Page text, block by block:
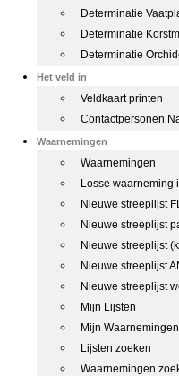
Determinatie
Determinatie
Determinatie
Het veld in
Veldkaart printen
Contactpersonen
Waarnemingen
Waarnemingen
Losse waarneming
Nieuwe streeplijst
Nieuwe streeplijst
Nieuwe streeplijst
Nieuwe streeplijst
Nieuwe streeplijst
Mijn Lijsten
Mijn Waarnemingen
Lijsten zoeken
Waarnemingen